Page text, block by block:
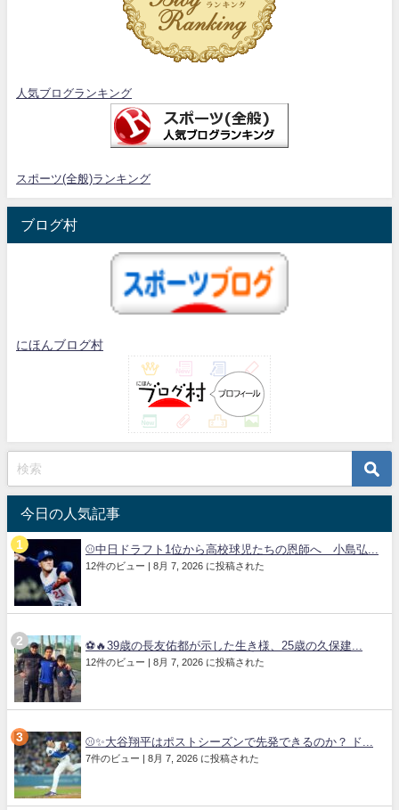
人気ブログランキング
スポーツ(全般)ランキング
ブログ村
にほんブログ村
今日の人気記事
⚾中日ドラフト1位から高校球児たちの恩師へ 小島弘...
12件のビュー 8月 7, 2026 に投稿された
⚽🔥39歳の長友佑都が示した生き様、25歳の久保建...
12件のビュー 8月 7, 2026 に投稿された
⚾✨大谷翔平はポストシーズンで先発できるのか？ ド...
7件のビュー 8月 7, 2026 に投稿された